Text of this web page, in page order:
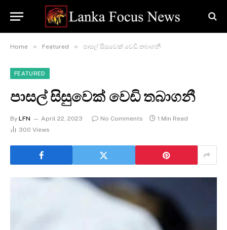
Home » Featured » පාසල් සිසුවෙක් වෙඩි තබාගනී
FEATURED
පාසල් සිසුවෙක් වෙඩි තබාගනී
By LFN April 22, 2023 No Comments
1 Min Read
300 Views